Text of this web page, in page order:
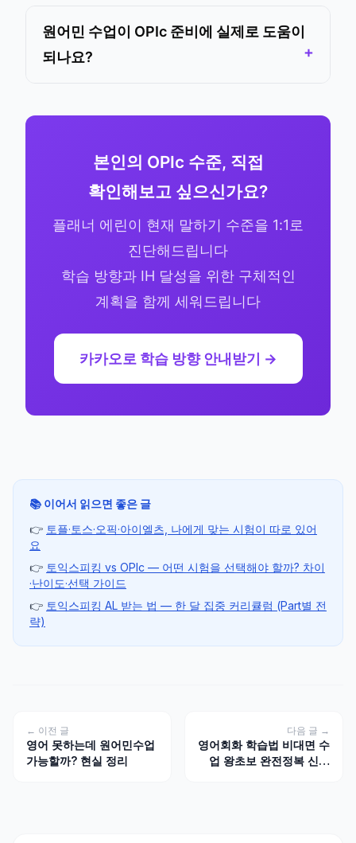
원어민 수업이 OPIc 준비에 실제로 도움이
되나요?
본인의 OPIc 수준, 직접
확인해보고 싶으신가요?
플래너 에린이 현재 말하기 수준을 1:1로
진단해드립니다
학습 방향과 IH 달성을 위한 구체적인
계획을 함께 세워드립니다
카카오로 학습 방향 안내받기 →
📚 이어서 읽으면 좋은 글
👉 토플·토스·오픽·아이엘츠, 나에게 맞는 시험이 따로 있어
요
👉 토익스피킹 vs OPIc — 어떤 시험을 선택해야 할까? 차이
·난이도·선택 가이드
👉 토익스피킹 AL 받는 법 — 한 달 집중 커리큘럼 (Part별 전
략)
← 이전 글
영어 못하는데 원어민수업
가능할까? 현실 정리
다음 글 →
영어회화 학습법 비대면 수
업 왕초보 완전정복 신규